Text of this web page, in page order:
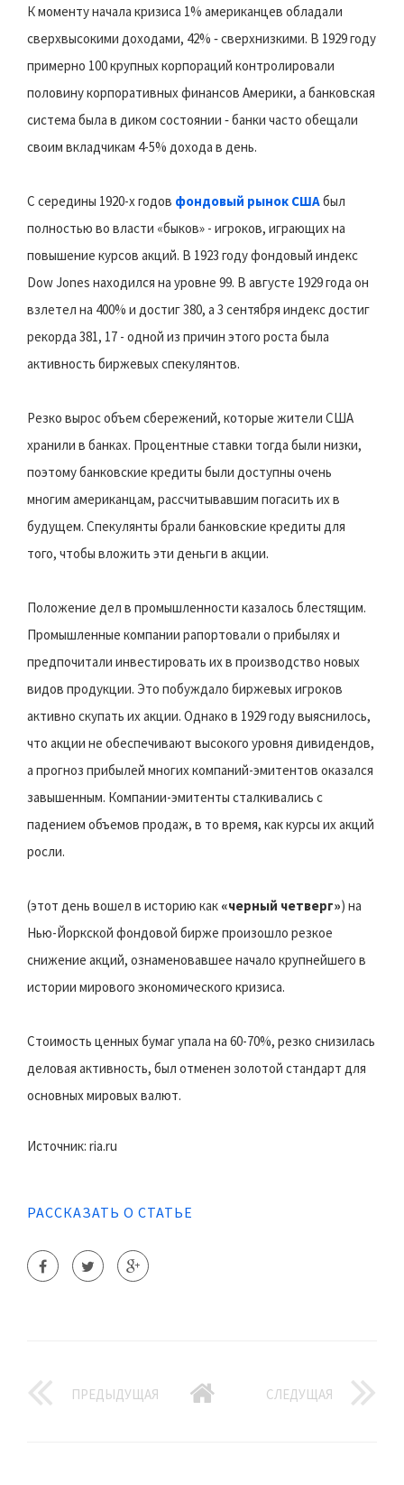
К моменту начала кризиса 1% американцев обладали
сверхвысокими доходами, 42% ‑ сверхнизкими. В 1929 году
примерно 100 крупных корпораций контролировали
половину корпоративных финансов Америки, а банковская
система была в диком состоянии ‑ банки часто обещали
своим вкладчикам 4-5% дохода в день.
С середины 1920-х годов фондовый рынок СШАбыл
полностью во власти «быков» - игроков, играющих на
повышение курсов акций. В 1923 году фондовый индекс
Dow Jones находился на уровне 99. В августе 1929 года он
взлетел на 400% и достиг 380, а 3 сентября индекс достиг
рекорда 381, 17 - одной из причин этого роста была
активность биржевых спекулянтов.
Резко вырос объем сбережений, которые жители США
хранили в банках. Процентные ставки тогда были низки,
поэтому банковские кредиты были доступны очень
многим американцам, рассчитывавшим погасить их в
будущем. Спекулянты брали банковские кредиты для
того, чтобы вложить эти деньги в акции.
Положение дел в промышленности казалось блестящим.
Промышленные компании рапортовали о прибылях и
предпочитали инвестировать их в производство новых
видов продукции. Это побуждало биржевых игроков
активно скупать их акции. Однако в 1929 году выяснилось,
что акции не обеспечивают высокого уровня дивидендов,
а прогноз прибылей многих компаний-эмитентов оказался
завышенным. Компании-эмитенты сталкивались с
падением объемов продаж, в то время, как курсы их акций
росли.
(этот день вошел в историю как «черный четверг») на
Нью-Йоркской фондовой бирже произошло резкое
снижение акций, ознаменовавшее начало крупнейшего в
истории мирового экономического кризиса.
Стоимость ценных бумаг упала на 60-70%, резко снизилась
деловая активность, был отменен золотой стандарт для
основных мировых валют.
Источник: ria.ru
РАССКАЗАТЬ О СТАТЬЕ
ПРЕДЫДУЩАЯ СЛЕДУЩАЯ